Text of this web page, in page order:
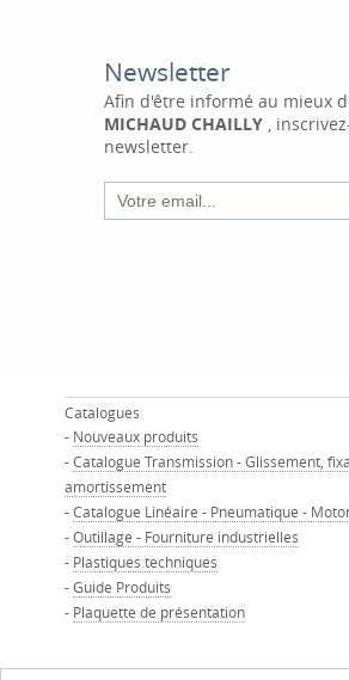
Newsletter
Afin d'être informé au mieux
MICHAUD CHAILLY,
newsletter.
Catalogues
- Nouveaux produits
-Catalogue Transmission - Glissement,
amortissement
-Catalogue Linéaire - Pneumatique -
-Outillage - Fourniture industrielles
- Plastiques techniques
-Guide Produits
- Plaquette de présentation